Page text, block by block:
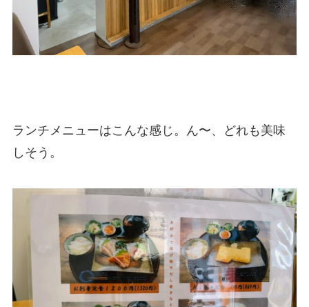
ランチメニューはこんな感じ。ん〜、どれも美味
しそう。